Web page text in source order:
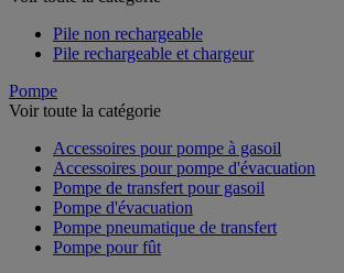
Pile non rechargeable
Pile rechargeable et chargeur
Pompe
Voir toute la catégorie
Accessoires pour pompe à gasoil
Accessoires pour pompe d'évacuation
Pompe de transfert pour gasoil
Pompe d'évacuation
Pompe pneumatique de transfert
Pompe pour fût